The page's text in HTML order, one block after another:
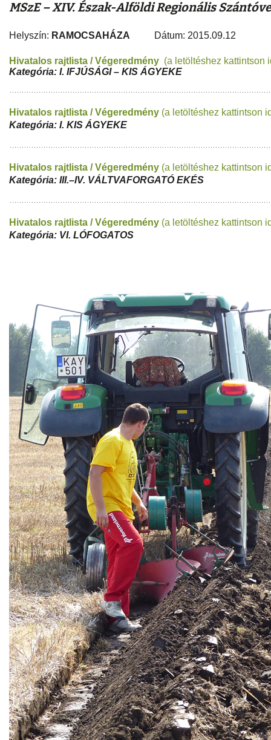
MSzE – XIV. Észak-Alföldi Regionális
Helyszín: RAMOCSAHÁZA Dátum: 2015.09.12
Hivatalos rajtlista / Végeredmény (a letöltéshez kattintson
Kategória: I. IFJÚSÁGI – KIS ÁGYEKE
Hivatalos rajtlista / Végeredmény (a letöltéshez kattintson
Kategória: I. KIS ÁGYEKE
Hivatalos rajtlista / Végeredmény (a letöltéshez kattintson
Kategória: III.–IV. VÁLTVAFORGATÓ EKÉS
Hivatalos rajtlista / Végeredmény (a letöltéshez kattintson
Kategória: VI. LÓFOGATOS